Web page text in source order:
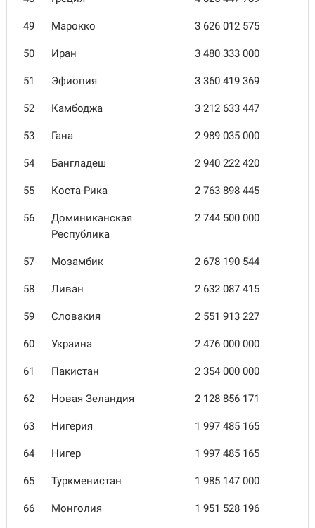
49 Марокко 3 626 012 575
50 Иран 3 480 333 000
51 Эфиопия 3 360 419 369
52 Камбоджа 3 212 633 447
53 Гана 2 989 035 000
54 Бангладеш 2 940 222 420
55 Коста-Рика 2 763 898 445
56
Доминиканская
Республика
2 744 500 000
57 Мозамбик 2 678 190 544
58 Ливан 2 632 087 415
59 Словакия 2 551 913 227
60 Украина 2 476 000 000
61 Пакистан 2 354 000 000
62 Новая Зеландия 2 128 856 171
63 Нигерия 1 997 485 165
64 Нигер 1 997 485 165
65 Туркменистан 1 985 147 000
66 Монголия 1 951 528 196